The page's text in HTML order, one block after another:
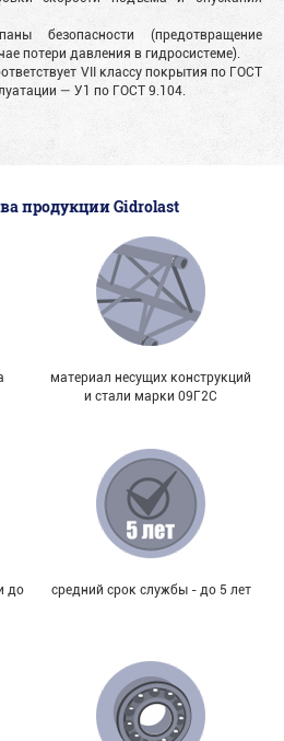
безопасности (предотвращение
потери давления в гидросистеме).
VII классу покрытия по ГОСТ
— У1 по ГОСТ 9.104.
продукции Gidrolast
материал несущих конструкций
и стали марки 09Г2С
до
средний срок службы - до 5 лет